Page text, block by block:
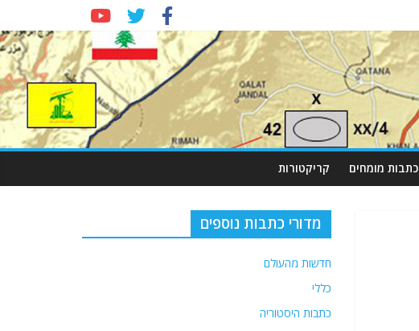
כתבות מומחים קריקטורות
מדורי כתבות נוספים
חדשות מהעולם
כללי
כתבות היסטוריה